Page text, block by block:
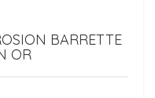
BARRETTE
OR